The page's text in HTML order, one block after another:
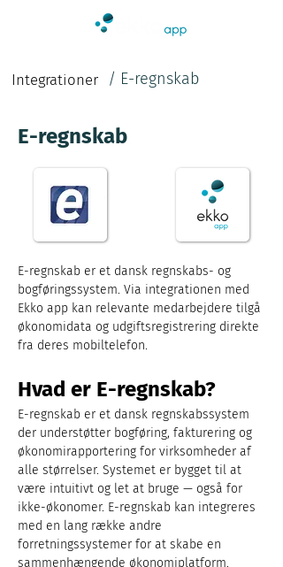
Integrationer / E-regnskab
E-regnskab
E-regnskab er et dansk regnskabs- og
bogføringssystem. Via integrationen med
Ekko app kan relevante medarbejdere tilgå
økonomidata og udgiftsregistrering direkte
fra deres mobiltelefon.
Hvad er E-regnskab?
E-regnskab er et dansk regnskabssystem
der understøtter bogføring, fakturering og
økonomirapportering for virksomheder af
alle størrelser. Systemet er bygget til at
være intuitivt og let at bruge — også for
ikke-økonomer. E-regnskab kan integreres
med en lang række andre
forretningssystemer for at skabe en
sammenhængende økonomiplatform.